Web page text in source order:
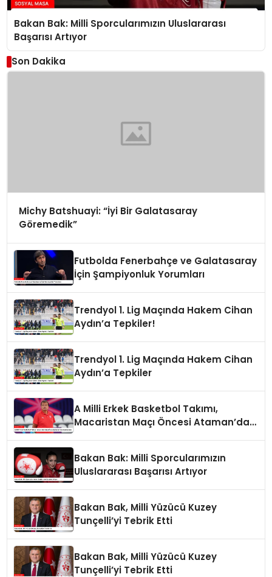
Bakan Bak: Milli Sporcularımızın Uluslararası
Başarısı Artıyor
Son Dakika
Michy Batshuayi: “İyi Bir Galatasaray
Göremedik”
Futbolda Fenerbahçe ve Galatasaray
İçin Şampiyonluk Yorumları
Trendyol 1. Lig Maçında Hakem Cihan
Aydın’a Tepkiler!
Trendyol 1. Lig Maçında Hakem Cihan
Aydın’a Tepkiler
A Milli Erkek Basketbol Takımı,
Macaristan Maçı Öncesi Ataman’dan
Bakan Bak: Milli Sporcularımızın
Uluslararası Başarısı Artıyor
Bakan Bak, Milli Yüzücü Kuzey
Tunçelli’yi Tebrik Etti
Bakan Bak, Milli Yüzücü Kuzey
Tunçelli’yi Tebrik Etti